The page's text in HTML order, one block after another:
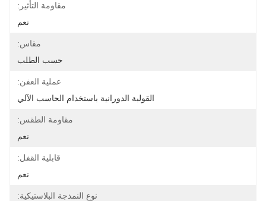
مقاومة التأثير:
نعم
مقاس:
حسب الطلب
عملية العفن:
القولبة الدورانية باستخدام الحاسب الآلي
مقاومة الطقس:
نعم
قابلية القفل:
نعم
نوع النمذجة البلاستيكية: